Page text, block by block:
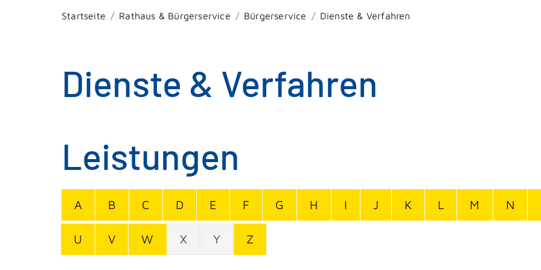
Startseite Rathaus & Bürgerservice Bürgerservice Dienste & Verfahren
Dienste & Verfahren
Leistungen
A B C D E F G H I J K L M N
U V W X Y Z